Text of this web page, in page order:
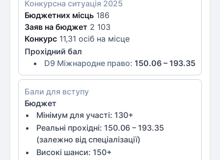
Конкурсна ситуація 2025
Бюджетних місць 186
Заяв на бюджет 2 103
Конкурс 11,31 осіб на місце
Прохідний бал
D9 Міжнародне право: 150.06 – 193.35
Бали для вступу
Бюджет
Мінімум для участі: 130+
Реальні прохідні: 150.06 – 193.35
(залежно від спеціалізації)
Високі шанси: 150+